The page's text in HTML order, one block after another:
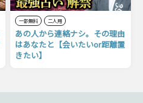
一部無料 二人用
あの人から連絡ナシ。その理由
はあなたと【会いたいor距離置
きたい】